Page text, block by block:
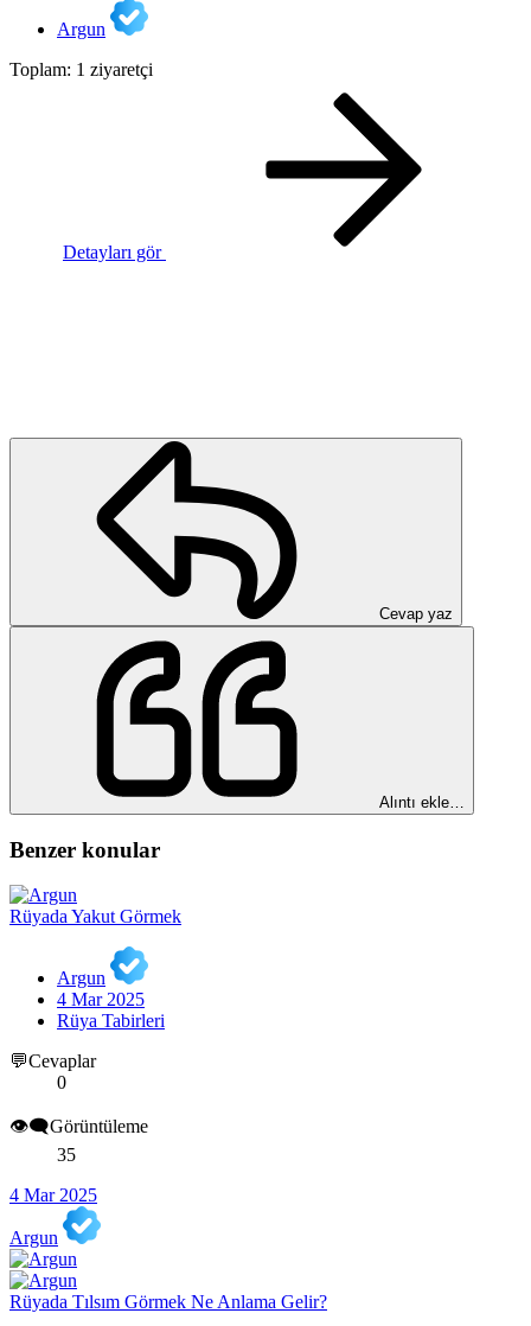
Argun
Toplam: 1 ziyaretçi
Detayları gör
Cevap yaz
Alıntı ekle…
Benzer konular
Rüyada Yakut Görmek
Argun
4 Mar 2025
Rüya Tabirleri
💬Cevaplar
0
👁️‍🗨️Görüntüleme
35
4 Mar 2025
Argun
Rüyada Tılsım Görmek Ne Anlama Gelir?